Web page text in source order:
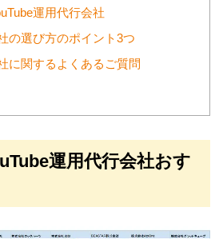
運用代行会社
の選び方のポイント3つ
に関するよくあるご質問
運用代行会社おす